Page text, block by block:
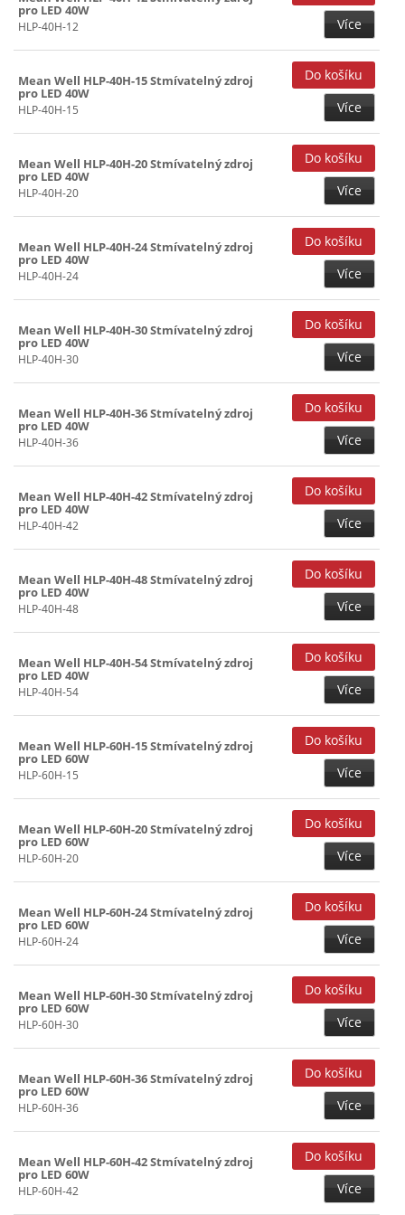
pro LED 40W
HLP-40H-12 Více
Mean Well HLP-40H-15 Stmívatelný zdroj
pro LED 40W
HLP-40H-15 Více
Mean Well HLP-40H-20 Stmívatelný zdroj
pro LED 40W
HLP-40H-20 Více
Mean Well HLP-40H-24 Stmívatelný zdroj
pro LED 40W
HLP-40H-24 Více
Mean Well HLP-40H-30 Stmívatelný zdroj
pro LED 40W
HLP-40H-30 Více
Mean Well HLP-40H-36 Stmívatelný zdroj
pro LED 40W
HLP-40H-36 Více
Mean Well HLP-40H-42 Stmívatelný zdroj
pro LED 40W
HLP-40H-42 Více
Mean Well HLP-40H-48 Stmívatelný zdroj
pro LED 40W
HLP-40H-48 Více
Mean Well HLP-40H-54 Stmívatelný zdroj
pro LED 40W
HLP-40H-54 Více
Mean Well HLP-60H-15 Stmívatelný zdroj
pro LED 60W
HLP-60H-15 Více
Mean Well HLP-60H-20 Stmívatelný zdroj
pro LED 60W
HLP-60H-20 Více
Mean Well HLP-60H-24 Stmívatelný zdroj
pro LED 60W
HLP-60H-24 Více
Mean Well HLP-60H-30 Stmívatelný zdroj
pro LED 60W
HLP-60H-30 Více
Mean Well HLP-60H-36 Stmívatelný zdroj
pro LED 60W
HLP-60H-36 Více
Mean Well HLP-60H-42 Stmívatelný zdroj
pro LED 60W
HLP-60H-42 Více